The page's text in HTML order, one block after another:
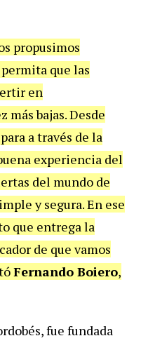
propusimos
que las
en
más bajas. Desde
a través de la
experiencia del
del mundo de
y segura. En ese
que entrega la
de que vamos
Fernando Boiero,
fue fundada